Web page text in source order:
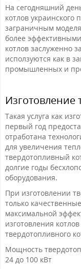
На сегодняшний
котлов украинского
заграничным
более
котлов заслуженно
исползуются как в
промышленных и
Изготовление
Такая услуга как
первый год
отработана
для увеличения
твердотопливный
долгие годы
оборудования.
При изготовлении
только
максимальной
изготовления
твердотопливного
Мощность
24 до 100 кВт